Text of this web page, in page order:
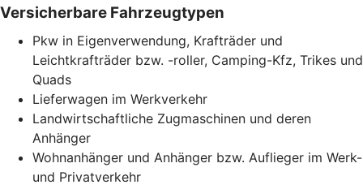
Versicherbare Fahrzeugtypen
Pkw in Eigenverwendung, Krafträder und
Leichtkrafträder bzw. -roller, Camping-Kfz, Trikes und
Quads
Lieferwagen im Werkverkehr
Landwirtschaftliche Zugmaschinen und deren
Anhänger
Wohnanhänger und Anhänger bzw. Auflieger im Werk-
und Privatverkehr